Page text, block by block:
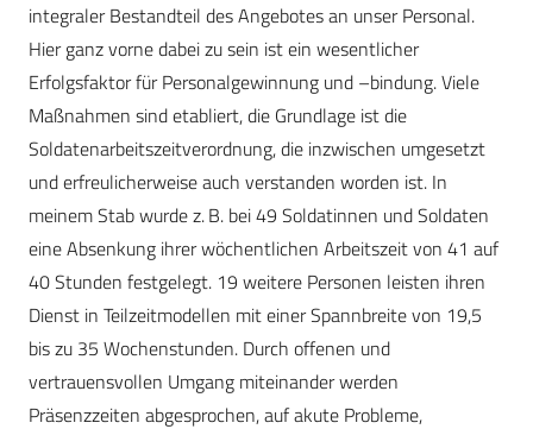
integraler Bestandteil des Angebotes an unser Personal.
Hier ganz vorne dabei zu sein ist ein wesentlicher
Erfolgsfaktor für Personalgewinnung und –bindung. Viele
Maßnahmen sind etabliert, die Grundlage ist die
Soldatenarbeitszeitverordnung, die inzwischen umgesetzt
und erfreulicherweise auch verstanden worden ist. In
meinem Stab wurde z. B. bei 49 Soldatinnen und Soldaten
eine Absenkung ihrer wöchentlichen Arbeitszeit von 41 auf
40 Stunden festgelegt. 19 weitere Personen leisten ihren
Dienst in Teilzeitmodellen mit einer Spannbreite von 19,5
bis zu 35 Wochenstunden. Durch offenen und
vertrauensvollen Umgang miteinander werden
Präsenzzeiten abgesprochen, auf akute Probleme,